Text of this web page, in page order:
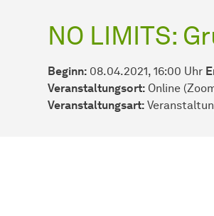
NO LIMITS:
Beginn: 08.04.2021, 16:00 Uhr
Veranstaltungsort: Online
Veran­stal­tungs­art: